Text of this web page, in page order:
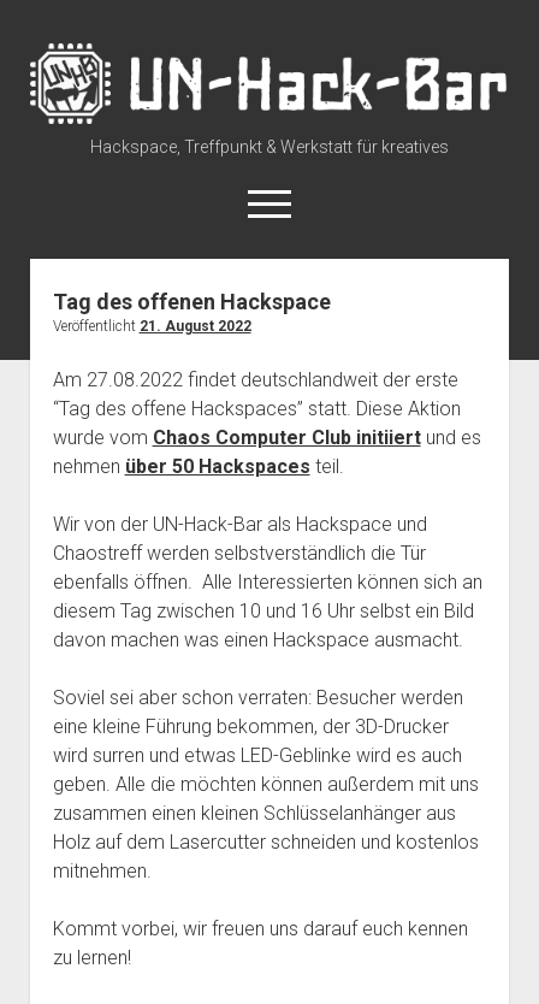
UN-
Hack-
Bar
Hackspace, Treffpunkt & Werkstatt für kreatives
open
menu
rss discuss@lists.unhb.de
githubmastodon
Willkommen
Besuch uns
open
dropdown
menu
Space Status – Offen/Geschlossen
Anreise zum Space
Über die UN-Hack-Bar
open
dropdown
menu
Wer sind wir?
Tour durch den Hackspace (360°)
Kontakt
open
dropdown
Social Media
Telefon
CCC Unna
dropdown
menu
Webservices
Datenschutzerklärung und Verfügbarkeit der Dienste
Der Verein
open
dropdown
menu
Satzung
Beitragsordnung
(Förder)Mitglied werden
Spenden
Impressum
Tag des offenen Hackspace
Veröffentlicht 21. August 2022
Am 27.08.2022 findet deutschlandweit der erste
“Tag des offene Hackspaces” statt. Diese Aktion
wurde vom Chaos Computer Club initiiertund es
nehmen über 50 Hackspaces teil.
Wir von der UN-Hack-Bar als Hackspace und
Chaostreff werden selbstverständlich die Tür
ebenfalls öffnen. Alle Interessierten können sich an
diesem Tag zwischen 10 und 16 Uhr selbst ein Bild
davon machen was einen Hackspace ausmacht.
Soviel sei aber schon verraten: Besucher werden
eine kleine Führung bekommen, der 3D-Drucker
wird surren und etwas LED-Geblinke wird es auch
geben. Alle die möchten können außerdem mit uns
zusammen einen kleinen Schlüsselanhänger aus
Holz auf dem Lasercutter schneiden und kostenlos
mitnehmen.
Kommt vorbei, wir freuen uns darauf euch kennen
zu lernen!